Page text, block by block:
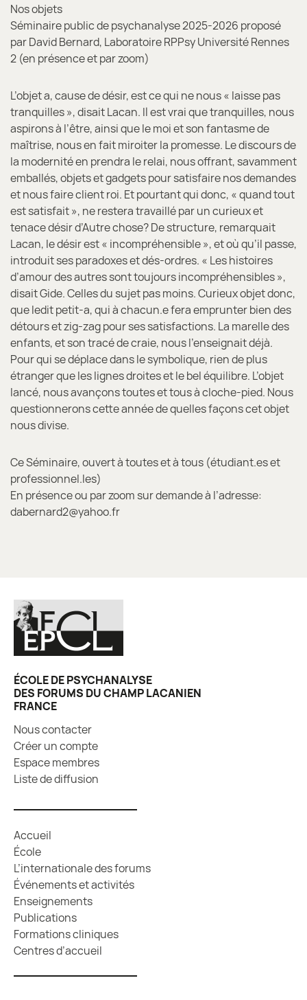
Nos objets
Séminaire public de psychanalyse 2025-2026 proposé
par David Bernard, Laboratoire RPPsy Université Rennes
2 (en présence et par zoom)
L’objet a, cause de désir, est ce qui ne nous « laisse pas
tranquilles », disait Lacan. Il est vrai que tranquilles, nous
aspirons à l’être, ainsi que le moi et son fantasme de
maîtrise, nous en fait miroiter la promesse. Le discours de
la modernité en prendra le relai, nous offrant, savamment
emballés, objets et gadgets pour satisfaire nos demandes
et nous faire client roi. Et pourtant qui donc, « quand tout
est satisfait », ne restera travaillé par un curieux et
tenace désir d’Autre chose? De structure, remarquait
Lacan, le désir est « incompréhensible », et où qu’il passe,
introduit ses paradoxes et dés-ordres. « Les histoires
d’amour des autres sont toujours incompréhensibles »,
disait Gide. Celles du sujet pas moins. Curieux objet donc,
que ledit petit-a, qui à chacun.e fera emprunter bien des
détours et zig-zag pour ses satisfactions. La marelle des
enfants, et son tracé de craie, nous l’enseignait déjà.
Pour qui se déplace dans le symbolique, rien de plus
étranger que les lignes droites et le bel équilibre. L’objet
lancé, nous avançons toutes et tous à cloche-pied. Nous
questionnerons cette année de quelles façons cet objet
nous divise.
Ce Séminaire, ouvert à toutes et à tous (étudiant.es et
professionnel.les)
En présence ou par zoom sur demande à l’adresse:
dabernard2@yahoo.fr
ÉCOLE DE PSYCHANALYSE
DES FORUMS DU CHAMP LACANIEN
FRANCE
Nous contacter
Créer un compte
Espace membres
Liste de diffusion
Accueil
École
L’internationale des forums
Événements et activités
Enseignements
Publications
Formations cliniques
Centres d’accueil